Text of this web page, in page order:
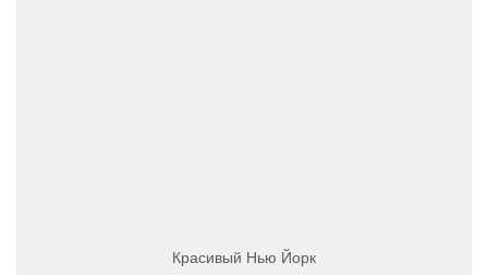
Красивый Нью Йорк